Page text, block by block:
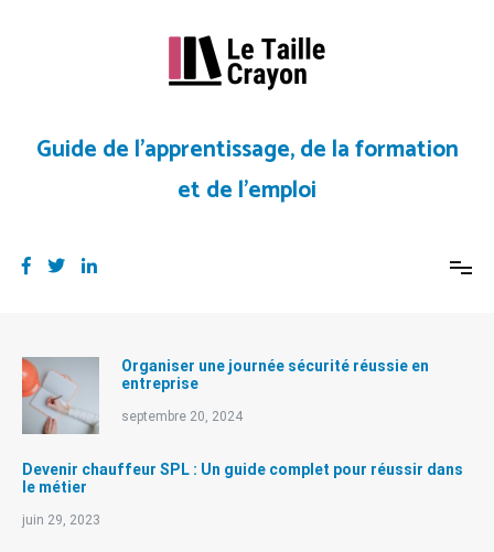
Guide de l’apprentissage, de la formation
et de l’emploi
Organiser une journée sécurité réussie en
entreprise
septembre 20, 2024
Devenir chauffeur SPL : Un guide complet pour réussir dans
le métier
juin 29, 2023